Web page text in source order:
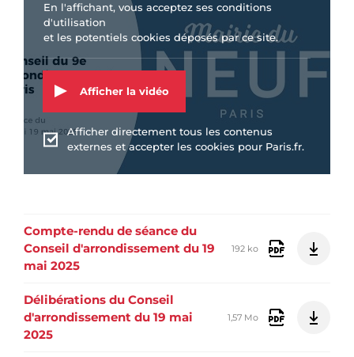
En l'affichant, vous acceptez ses conditions
d'utilisation
et les potentiels cookies déposés par ce site.
Afficher la vidéo
Afficher directement tous les contenus
externes et accepter les cookies pour Paris.fr.
Compte-rendu de séance du
Conseil d'arrondissement du 19
mai 2025
192 ko
Délibérations du Conseil
d'arrondissement du 19 mai
2025
1,57 Mo